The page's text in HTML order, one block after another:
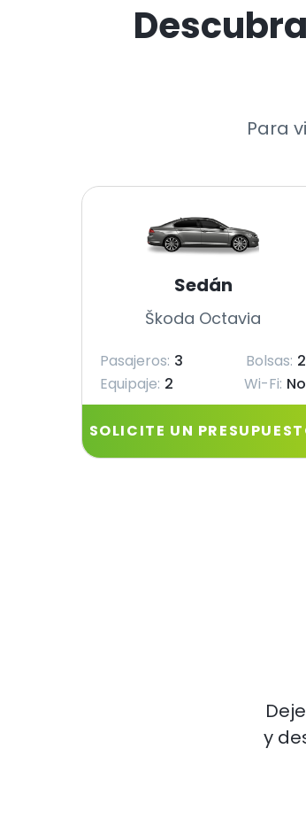
Para
Sedán
Škoda Octavia
Pasajeros: 3 Bolsas: 2
Equipaje: 2 Wi-Fi: No
SOLICITE UN
y